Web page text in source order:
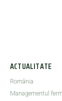
ACTUALITATE
România
Managementul